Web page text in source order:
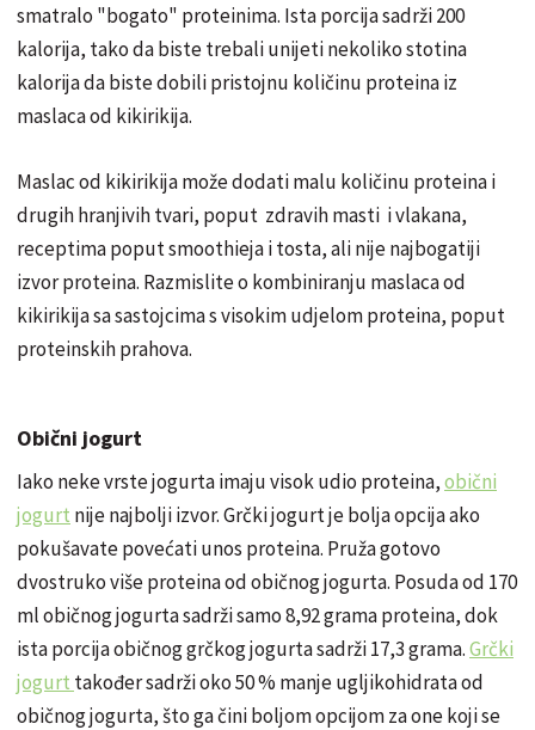
smatralo "bogato" proteinima. Ista porcija sadrži 200
kalorija, tako da biste trebali unijeti nekoliko stotina
kalorija da biste dobili pristojnu količinu proteina iz
maslaca od kikirikija.
Maslac od kikirikija može dodati malu količinu proteina i
drugih hranjivih tvari, poput zdravih masti i vlakana,
receptima poput smoothieja i tosta, ali nije najbogatiji
izvor proteina. Razmislite o kombiniranju maslaca od
kikirikija sa sastojcima s visokim udjelom proteina, poput
proteinskih prahova.
Obični jogurt
Iako neke vrste jogurta imaju visok udio proteina,obični
jogurt nije najbolji izvor. Grčki jogurt je bolja opcija ako
pokušavate povećati unos proteina. Pruža gotovo
dvostruko više proteina od običnog jogurta. Posuda od 170
ml običnog jogurta sadrži samo 8,92 grama proteina, dok
ista porcija običnog grčkog jogurta sadrži 17,3 grama.Grčki
jogurt također sadrži oko 50 % manje ugljikohidrata od
običnog jogurta, što ga čini boljom opcijom za one koji se